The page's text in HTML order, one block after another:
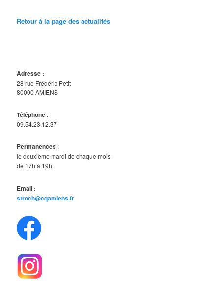
Retour à la page des actualités
Adresse :
28 rue Frédéric Petit
80000 AMIENS
Téléphone :
09.54.23.12.37
Permanences :
le deuxième mardi de chaque mois
de 17h à 19h
Email :
stroch@cqamiens.fr